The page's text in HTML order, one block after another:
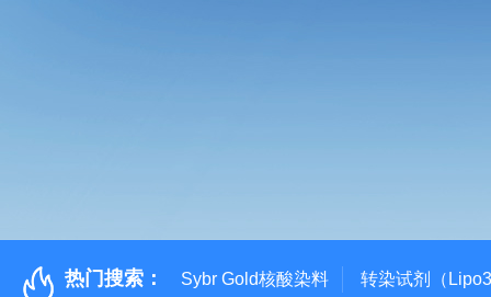
热门搜索： Sybr Gold核酸染料 转染试剂（